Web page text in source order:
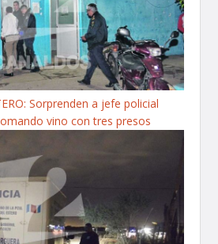
Sorprenden a jefe policial
vino con tres presos